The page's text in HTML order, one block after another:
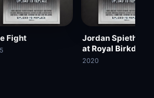
Fight
Jordan Spieth
at Royal Birkdale |
The Open Official
2020